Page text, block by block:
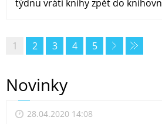
týdnu vrátí knihy zpět do
1 2 3 4 5
Novinky
28.04.2020 14:08